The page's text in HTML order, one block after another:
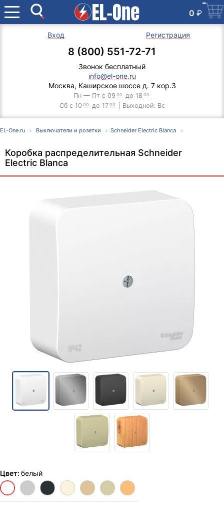
0 ₽
Вход Регистрация
8 (800) 551-72-71
Звонок бесплатный
info@el-one.ru
Москва, Каширское шоссе д. 7 кор.3
Пн — Пт с 09 00 до 18 00
Сб с 10 00 до 17 00 | Выходной: Вс
EL-One.ru Выключатели и розетки Schneider Electric Blanca
Коробка распределительная Schneider
Electric Blanca
Цвет: белый